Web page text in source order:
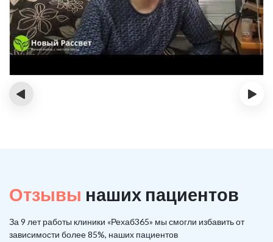
‹ ›
Отзывы наших пациентов
За 9 лет работы клиники «Рехаб365» мы смогли избавить от
зависимости более 85%, наших пациентов